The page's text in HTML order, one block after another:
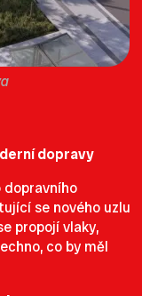
dopravy
dopravního
se nového uzlu
propojí vlaky,
co by měl